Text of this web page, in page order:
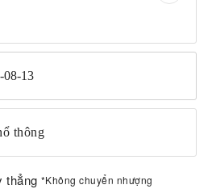
08-13
thông
thẳng *Không chuyển nhượng